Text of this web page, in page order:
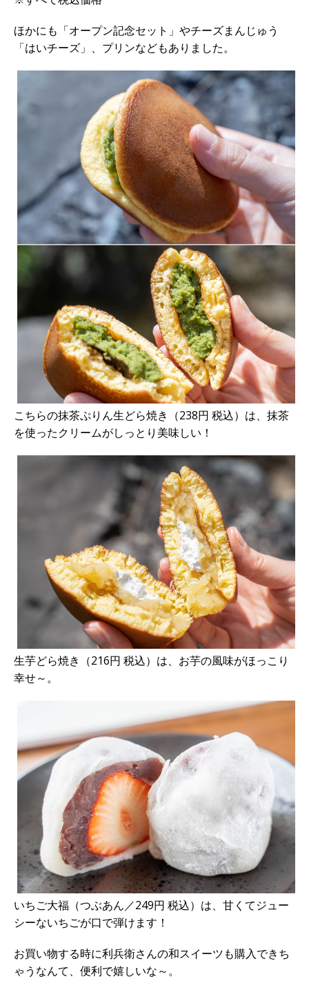
ほかにも「オープン記念セット」やチーズまんじゅう
「はいチーズ」、プリンなどもありました。
こちらの抹茶ぷりん生どら焼き（238円 税込）は、抹茶
を使ったクリームがしっとり美味しい！
生芋どら焼き（216円 税込）は、お芋の風味がほっこり
幸せ～。
いちご大福（つぶあん／249円 税込）は、甘くてジュー
シーないちごが口で弾けます！
お買い物する時に利兵衛さんの和スイーツも購入できち
ゃうなんて、便利で嬉しいな～。